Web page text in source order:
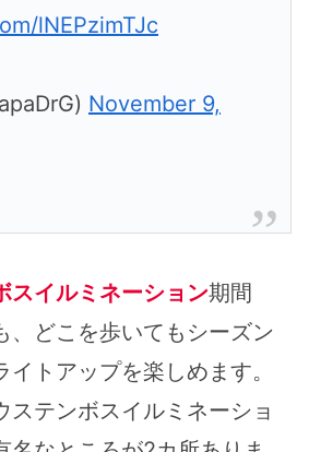
lNEPzimTJc
November 9,
スイルミネーション期間
、どこを歩いてもシーズン
トアップを楽しめます。
ステンボスイルミネーショ